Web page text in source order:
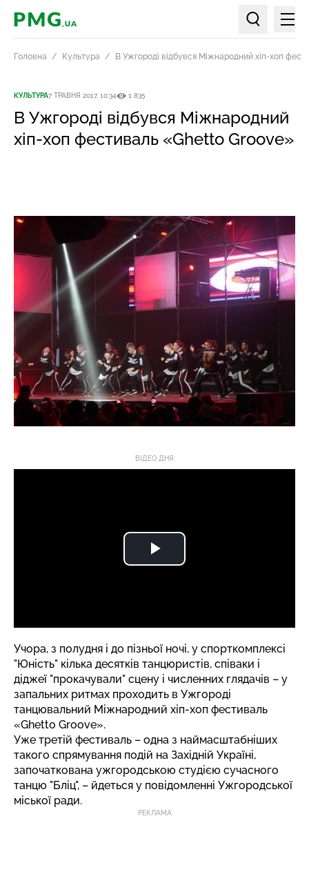
PMG.ua
Пошук по
Головна Культура В Ужгороді відбувся Міжнародний хіп-хоп
КУЛЬТУРА7 ТРАВНЯ 2017, 10:34 1 835
В Ужгороді відбувся Міжнародний
хіп-хоп фестиваль «Ghetto Groove»
ВІДЕО ДНЯ
Учора, з полудня і до пізньої ночі, у спорткомплексі
"Юність" кілька десятків танцюристів, співаки і
діджеї "прокачували" сцену і численних глядачів – у
запальних ритмах проходить в Ужгороді
танцювальний Міжнародний хіп-хоп фестиваль
«Ghetto Groove».
Уже третій фестиваль – одна з наймасштабніших
такого спрямування подій на Західній Україні,
започаткована ужгородською студією сучасного
танцю "Бліц", – йдеться у повідомленні Ужгородської
міської ради.
РЕКЛАМА